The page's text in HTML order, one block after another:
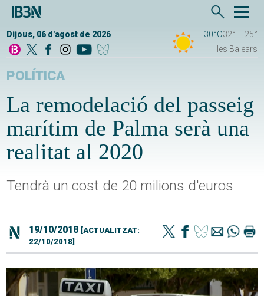
Dijous, 06 d'agost de 2026 30°C32°
25°
Illes Balears
POLÍTICA
La remodelació del passeig
marítim de Palma serà una
realitat al 2020
Tendrà un cost de 20 milions d'euros
19/10/2018 [ACTUALITZAT:
22/10/2018]